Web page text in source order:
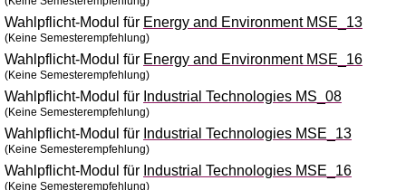
Wahlpflicht-Modul für Energy and Environment MSE_13
(Keine Semesterempfehlung)
Wahlpflicht-Modul für Energy and Environment MSE_16
(Keine Semesterempfehlung)
Wahlpflicht-Modul für Industrial Technologies MS_08
(Keine Semesterempfehlung)
Wahlpflicht-Modul für Industrial Technologies MSE_13
(Keine Semesterempfehlung)
Wahlpflicht-Modul für Industrial Technologies MSE_16
(Keine Semesterempfehlung)